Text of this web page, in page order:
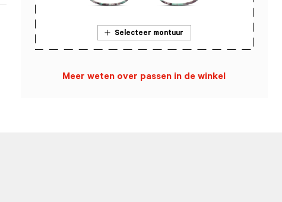
Selecteer montuur
Meer weten over passen in de winkel